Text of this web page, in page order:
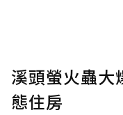
溪頭螢火蟲大
態住房